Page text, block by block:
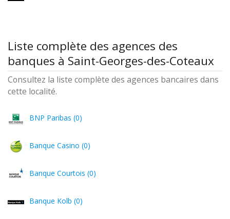
Liste complète des agences des
banques à Saint-Georges-des-Coteaux
Consultez la liste complète des agences bancaires dans
cette localité.
BNP Paribas (0)
Banque Casino (0)
Banque Courtois (0)
Banque Kolb (0)